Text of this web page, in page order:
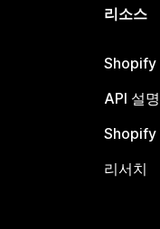
리소스
Shopify
API 설
Shopify
리서치